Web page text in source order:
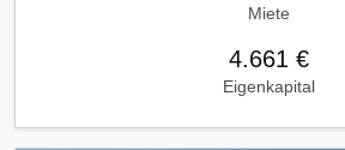
Miete
4.661 €
Eigenkapital